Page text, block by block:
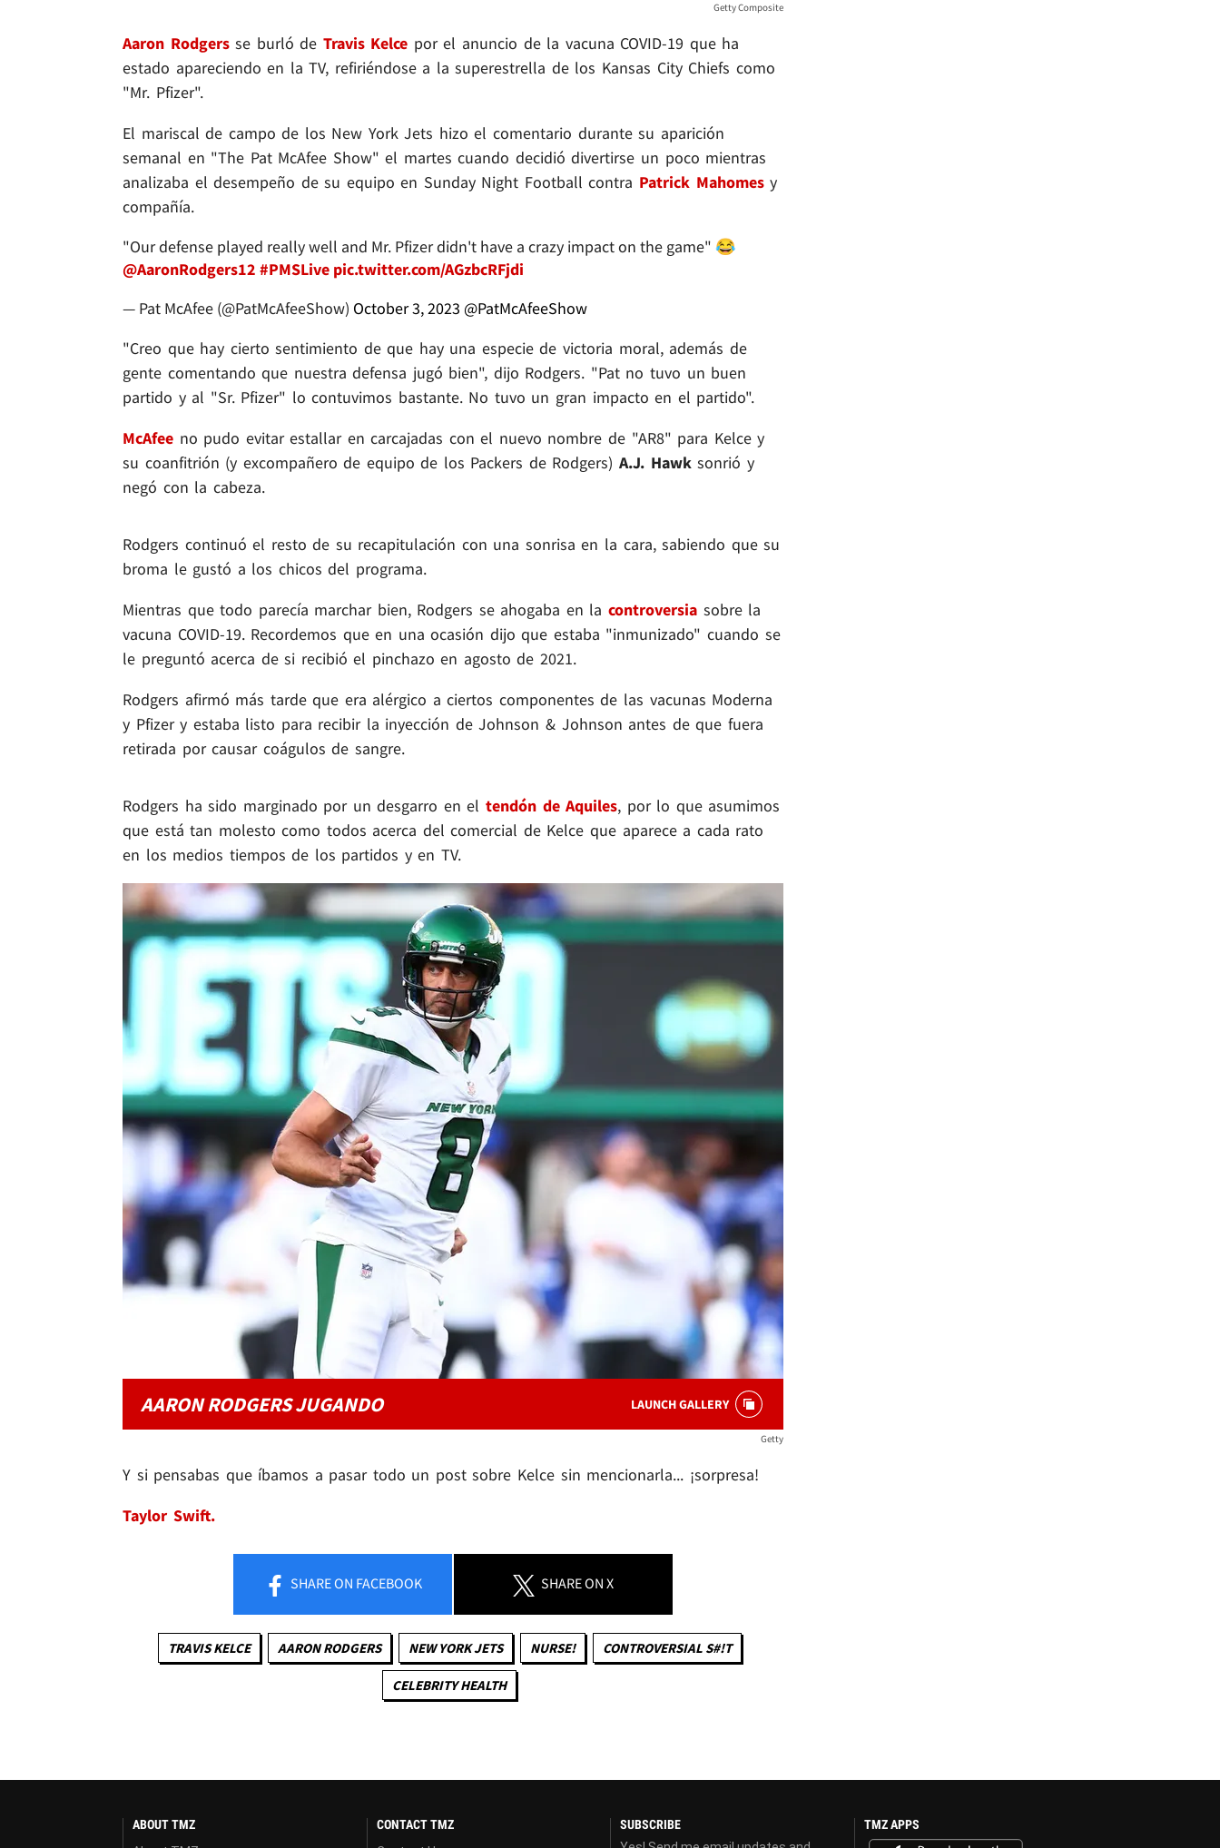
Getty Composite
Aaron Rodgersse burló de Travis Kelce por el anuncio de la vacuna COVID-19 que ha
estado apareciendo en la TV, refiriéndose a la superestrella de los Kansas City Chiefs como
"Mr. Pfizer".
El mariscal de campo de los New York Jets hizo el comentario durante su aparición
semanal en "The Pat McAfee Show" el martes cuando decidió divertirse un poco mientras
analizaba el desempeño de su equipo en Sunday Night Football contra Patrick Mahomesy
compañía.
"Our defense played really well and Mr. Pfizer didn't have a crazy impact on the game" 😂
@AaronRodgers12 #PMSLive pic.twitter.com/AGzbcRFjdi
— Pat McAfee (@PatMcAfeeShow) October 3, 2023 @PatMcAfeeShow
"Creo que hay cierto sentimiento de que hay una especie de victoria moral, además de
gente comentando que nuestra defensa jugó bien", dijo Rodgers. "Pat no tuvo un buen
partido y al "Sr. Pfizer" lo contuvimos bastante. No tuvo un gran impacto en el partido".
McAfee no pudo evitar estallar en carcajadas con el nuevo nombre de "AR8" para Kelce y
su coanfitrión (y excompañero de equipo de los Packers de Rodgers)A.J. Hawksonrió y
negó con la cabeza.
Rodgers continuó el resto de su recapitulación con una sonrisa en la cara, sabiendo que su
broma le gustó a los chicos del programa.
Mientras que todo parecía marchar bien, Rodgers se ahogaba en lacontroversia sobre la
vacuna COVID-19. Recordemos que en una ocasión dijo que estaba "inmunizado" cuando se
le preguntó acerca de si recibió el pinchazo en agosto de 2021.
Rodgers afirmó más tarde que era alérgico a ciertos componentes de las vacunas Moderna
y Pfizer y estaba listo para recibir la inyección de Johnson & Johnson antes de que fuera
retirada por causar coágulos de sangre.
Rodgers ha sido marginado por un desgarro en el tendón de Aquiles, por lo que asumimos
que está tan molesto como todos acerca del comercial de Kelce que aparece a cada rato
en los medios tiempos de los partidos y en TV.
AARON RODGERS JUGANDO LAUNCH GALLERY
Getty
Y si pensabas que íbamos a pasar todo un post sobre Kelce sin mencionarla... ¡sorpresa!
Taylor Swift.
SHAREON FACEBOOK SHAREON X
TRAVIS KELCE AARON RODGERS NEW YORK JETS NURSE! CONTROVERSIAL S#!T
CELEBRITY HEALTH
ABOUT TMZ
CONTACT TMZ
SUBSCRIBE
TMZ APPS